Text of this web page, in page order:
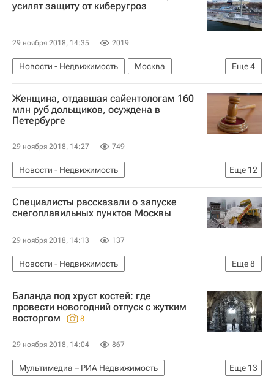
Недвижимость
Жилье
Россия
усилят защиту от киберугроз
29 ноября 2018, 14:35 2019
Еще4
Новости - Недвижимость
Москва
Сергей Собянин
Безопасность
Инфраструктура
Россия
Женщина, отдавшая сайентологам 160
млн руб дольщиков, осуждена в
Петербурге
29 ноября 2018, 14:27 749
Еще 12
Новости - Недвижимость
Обманутые дольщики в России
Религия
Санкт-Петербург
Сайентологическая церквь
Дольщики
Суды
Криминал
Мошенничество
Жилье Россия
Специалисты рассказали о запуске
снегоплавильных пунктов Москвы
29 ноября 2018, 14:13 137
Еще8
Новости - Недвижимость
Городское хозяйство Москвы
Москва
Петр Бирюков
Комплекс городского хозяйства Москвы
Правительство г. Москвы
Инфраструктура
Россия
Баланда под хруст костей: где
провести новогодний отпуск с жутким
восторгом
8
29 ноября 2018, 14:04 867
Еще 13
Мультимедиа – РИА Недвижимость